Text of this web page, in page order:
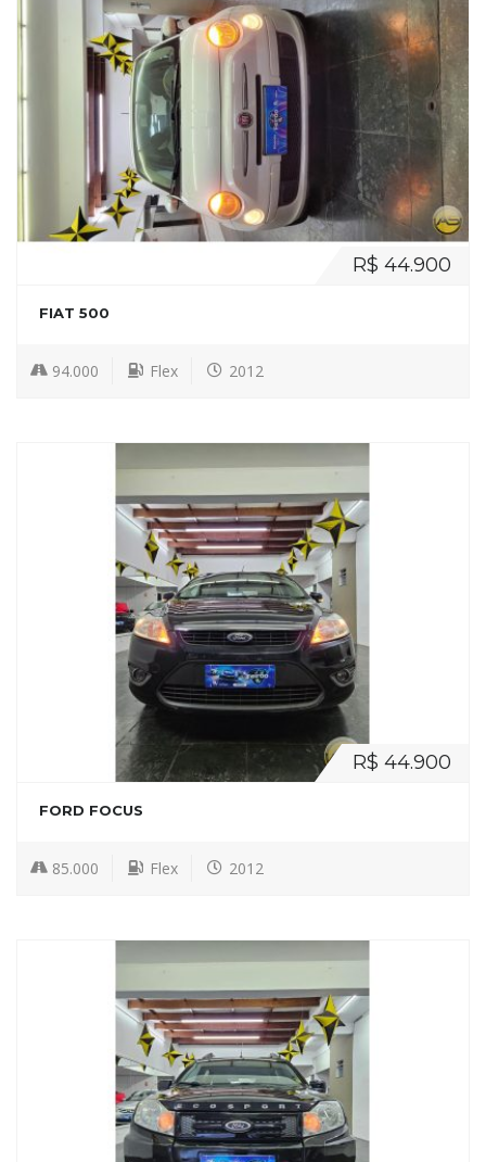
R$ 44.900
FIAT 500
94.000 Flex 2012
R$ 44.900
FORD FOCUS
85.000 Flex 2012